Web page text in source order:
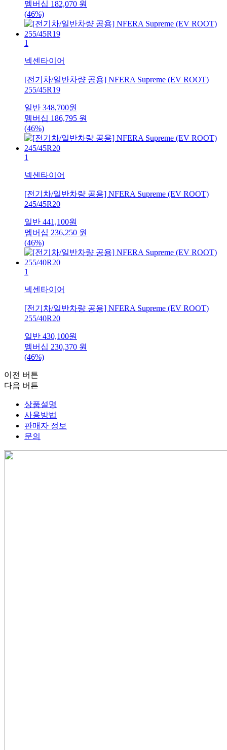
멤버십 182,070 원
(46%)
1
넥센타이어
[전기차/일반차량 공용] NFERA Supreme (EV ROOT)
255/45R19
일반 348,700원
멤버십 186,795 원
(46%)
1
넥센타이어
[전기차/일반차량 공용] NFERA Supreme (EV ROOT)
245/45R20
일반 441,100원
멤버십 236,250 원
(46%)
1
넥센타이어
[전기차/일반차량 공용] NFERA Supreme (EV ROOT)
255/40R20
일반 430,100원
멤버십 230,370 원
(46%)
이전 버튼
다음 버튼
상품설명
사용방법
판매자 정보
문의